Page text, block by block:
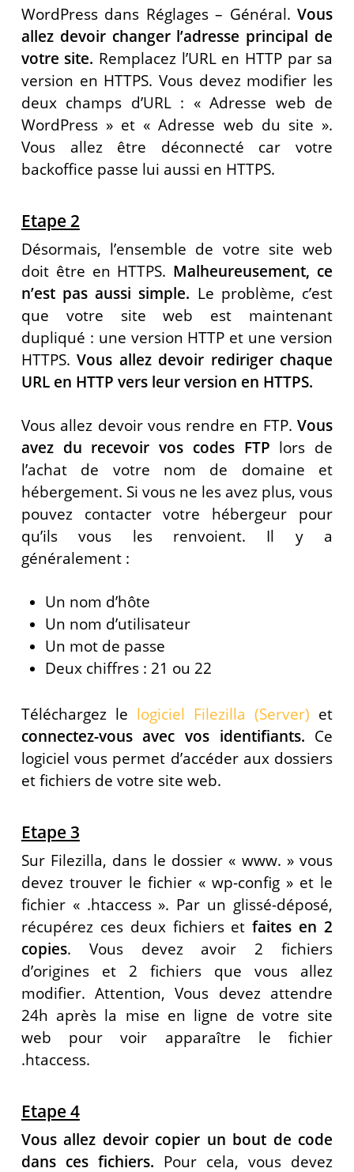
WordPress dans Réglages – Général.Vous
allez devoir changer l’adresse principal de
votre site. Remplacez l’URL en HTTP par sa
version en HTTPS. Vous devez modifier les
deux champs d’URL : « Adresse web de
WordPress » et « Adresse web du site ».
Vous allez être déconnecté car votre
backoffice passe lui aussi en HTTPS.
Etape 2
Désormais, l’ensemble de votre site web
doit être en HTTPS. Malheureusement, ce
n’est pas aussi simple. Le problème, c’est
que votre site web est maintenant
dupliqué : une version HTTP et une version
HTTPS. Vous allez devoir rediriger chaque
URL en HTTP vers leur version en HTTPS.
Vous allez devoir vous rendre en FTP.Vous
avez du recevoir vos codes FTP lors de
l’achat de votre nom de domaine et
hébergement. Si vous ne les avez plus, vous
pouvez contacter votre hébergeur pour
qu’ils vous les renvoient. Il y a
généralement :
Un nom d’hôte
Un nom d’utilisateur
Un mot de passe
Deux chiffres : 21 ou 22
Téléchargez le logiciel Filezilla (Server) et
connectez-vous avec vos identifiants. Ce
logiciel vous permet d’accéder aux dossiers
et fichiers de votre site web.
Etape 3
Sur Filezilla, dans le dossier « www. » vous
devez trouver le fichier « wp-config » et le
fichier « .htaccess ». Par un glissé-déposé,
récupérez ces deux fichiers etfaites en 2
copies. Vous devez avoir 2 fichiers
d’origines et 2 fichiers que vous allez
modifier. Attention, Vous devez attendre
24h après la mise en ligne de votre site
web pour voir apparaître le fichier
.htaccess.
Etape 4
Vous allez devoir copier un bout de code
dans ces fichiers. Pour cela, vous devez